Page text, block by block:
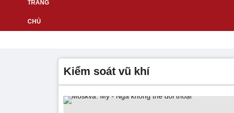
kiểm soát vũ khí